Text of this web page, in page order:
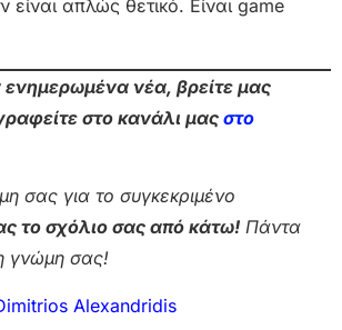
είναι απλώς θετικό. Είναι game
ενημερωμένα νέα, βρείτε μας
στο κανάλι μαςστο
σας για το συγκεκριμένο
το σχόλιο σας από κάτω! Πάντα
γνώμη σας!
Alexandridis